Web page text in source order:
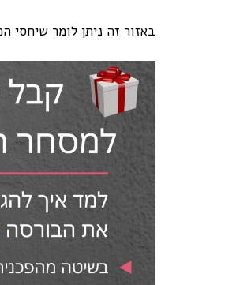
באזור זה ניתן לומר שיחסי